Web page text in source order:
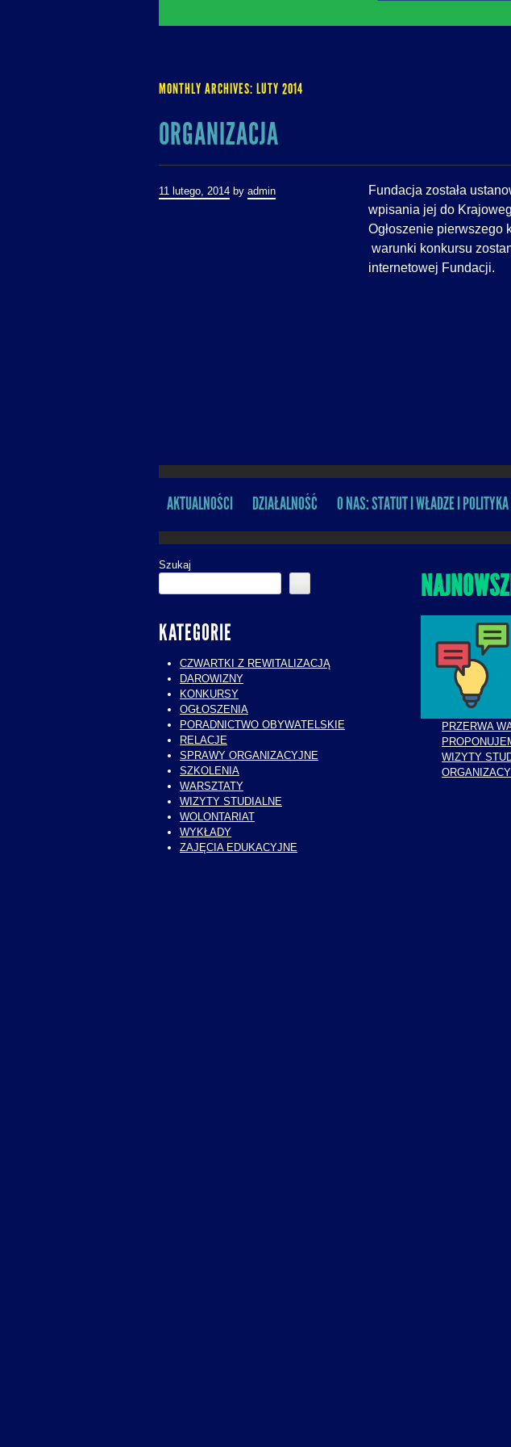
MONTHLY ARCHIVES: LUTY 2014
ORGANIZACJA
Fundacja została
wpisania jej do
Ogłoszenie pierwszego
warunki konkursu
internetowej Fundacji.
11 lutego, 2014 by admin
MENU
AKTUALNOŚCI DZIAŁALNOŚĆ O NAS: STATUT I WŁADZE I
Szukaj
PRZERWA
WIZYTY
KATEGORIE
CZWARTKI Z REWITALIZACJĄ
DAROWIZNY
KONKURSY
OGŁOSZENIA
PORADNICTWO OBYWATELSKIE
RELACJE
SPRAWY ORGANIZACYJNE
SZKOLENIA
WARSZTATY
WIZYTY STUDIALNE
WOLONTARIAT
WYKŁADY
ZAJĘCIA EDUKACYJNE